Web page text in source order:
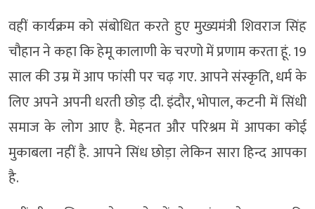
वहीं कार्यक्रम को संबोधित करते हुए मुख्यमंत्री शिवराज सिंह
चौहान ने कहा कि हेमू कालाणी के चरणो में प्रणाम करता हूं. 19
साल की उम्र में आप फांसी पर चढ़ गए. आपने संस्कृति, धर्म के
लिए अपने अपनी धरती छोड़ दी. इंदौर, भोपाल, कटनी में सिंधी
समाज के लोग आए है. मेहनत और परिश्रम में आपका कोई
मुकाबला नहीं है. आपने सिंध छोड़ा लेकिन सारा हिन्द आपका
है.